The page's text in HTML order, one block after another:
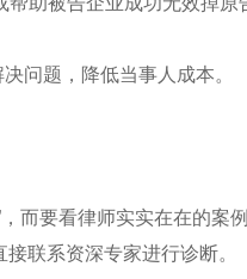
问题，降低当事人成本。
而要看律师实实在在的案
联系资深专家进行诊断。